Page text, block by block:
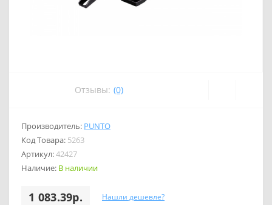
Отзывы: (0)
Производитель: PUNTO
Код Товара: 5263
Артикул:42427
Наличие: В наличии
1 083.39р. Нашли дешевле?